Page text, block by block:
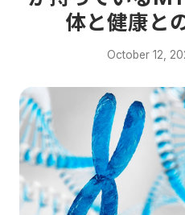
体と健康と
October 12,